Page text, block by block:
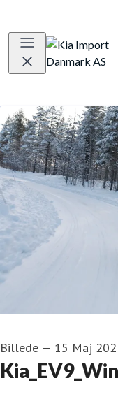
Billede — 15 Maj